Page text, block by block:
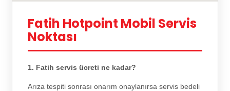
Fatih Hotpoint Mobil Servis
Noktası
1. Fatih servis ücreti ne kadar?
Arıza tespiti sonrası onarım onaylanırsa servis bedeli